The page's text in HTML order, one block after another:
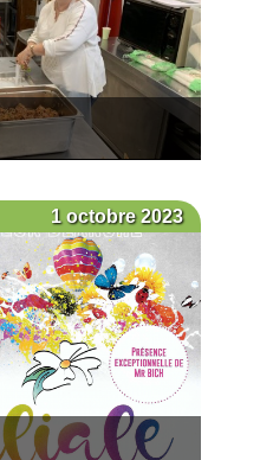
1 octobre 2023